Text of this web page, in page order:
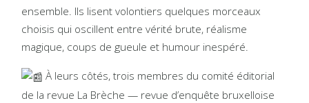
ensemble. Ils lisent volontiers quelques morceaux
choisis qui oscillent entre vérité brute, réalisme
magique, coups de gueule et humour inespéré.
À leurs côtés, trois membres du comité éditorial
de la revue La Brèche — revue d’enquête bruxelloise